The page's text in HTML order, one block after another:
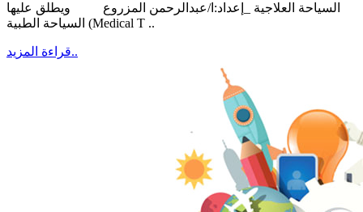
السياحة العلاجية _إعداد:ا/عبدالرحمن المزروع ويطلق عليها
السياحة الطبية (Medical T ..
قراءة المزيد..